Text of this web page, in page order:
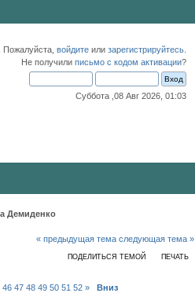
. Пожалуйста, войдите или зарегистрируйтесь
Не получили письмо с кодом активации?
Суббота ,08 Авг 2026, 01:03
Демиденко
« предыдущая тема следующая тема »
ПОДЕЛИТЬСЯ ТЕМОЙ ПЕЧАТЬ
46 47 48 49 50 51 52 » Вниз